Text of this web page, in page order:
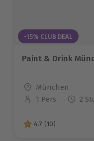
-15% CLUB DEAL
Paint & Drink
Standort
München
Anzahl der
1 Pers. 2
4.7 von 5 Sternen
4.7 (10)